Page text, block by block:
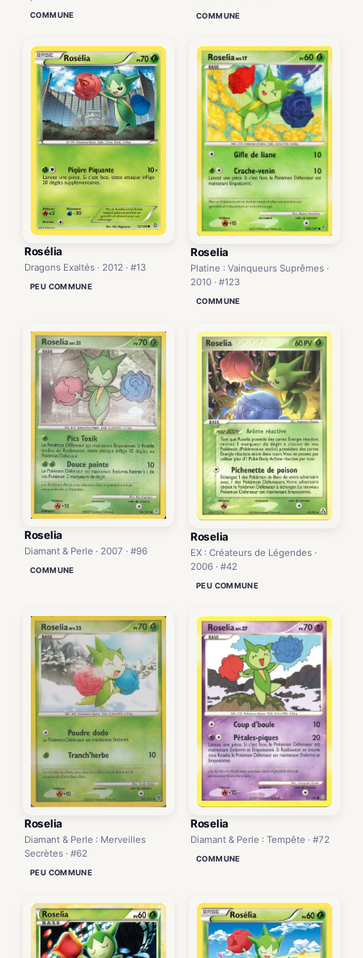
COMMUNE COMMUNE
Rosélia
Dragons Exaltés · 2012 · #13
PEU COMMUNE
Roselia
Platine : Vainqueurs Suprêmes ·
2010 · #123
COMMUNE
Roselia
Diamant & Perle · 2007 · #96
COMMUNE
Roselia
EX : Créateurs de Légendes ·
2006 · #42
PEU COMMUNE
Roselia
Diamant & Perle : Merveilles
Secrètes · #62
PEU COMMUNE
Roselia
Diamant & Perle : Tempête · #72
COMMUNE